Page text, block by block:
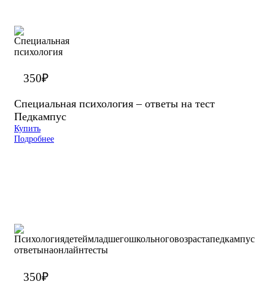
350₽
Специальная психология – ответы на тест
Педкампус
Купить
Подробнее
350₽